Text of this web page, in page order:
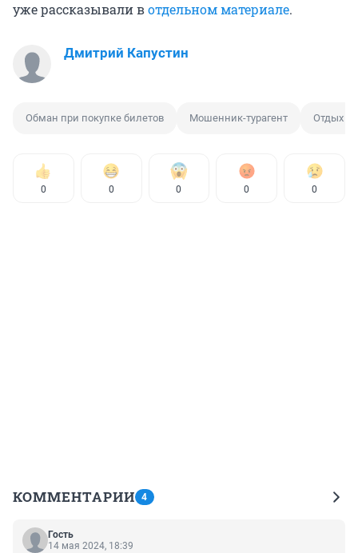
уже рассказывали вотдельном материале.
Дмитрий Капустин
Обман при покупке билетов Мошенник-турагент Отдых
0 0 0 0 0
КОММЕНТАРИИ 4
Гость
14 мая 2024, 18:39